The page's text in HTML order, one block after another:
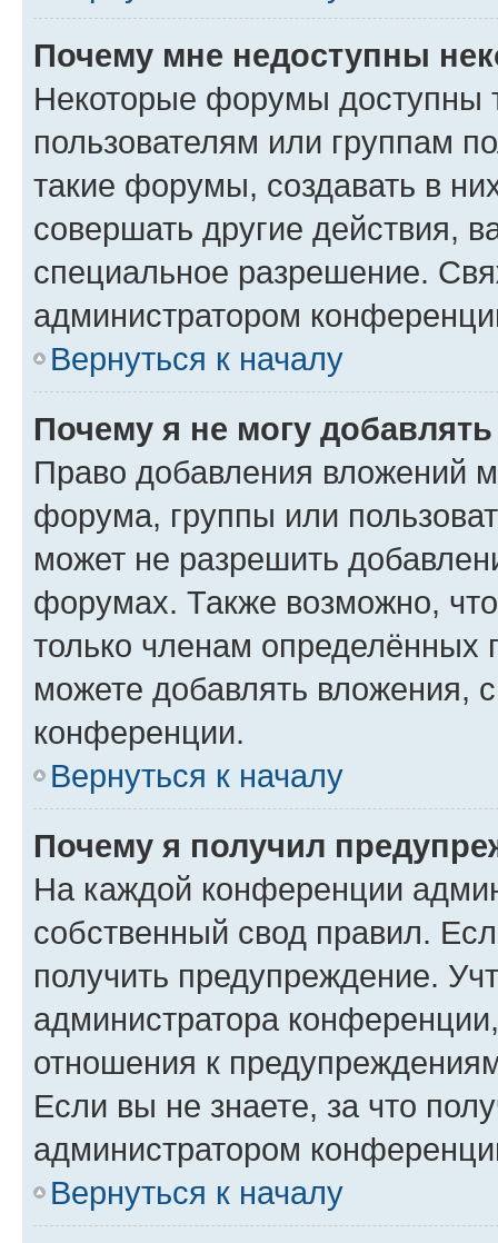
Почему мне недоступны
Некоторые форумы доступны
пользователям или группам
такие форумы, создавать в
совершать другие действия,
специальное разрешение.
администратором
Вернуться к началу
Почему я не могу
Право добавления вложений
форума, группы или
может не разрешить
форумах. Также возможно,
только членам определённых
можете добавлять вложения,
конференции.
Вернуться к началу
Почему я получил
На каждой конференции
собственный свод правил.
получить предупреждение.
администратора
отношения к
Если вы не знаете, за что
администратором
Вернуться к началу